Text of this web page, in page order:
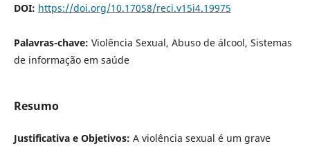
DOI: https://doi.org/10.17058/reci.v15i4.19975
Palavras-chave: Violência Sexual, Abuso de álcool, Sistemas
de informação em saúde
Resumo
Justificativa e Objetivos: A violência sexual é um grave